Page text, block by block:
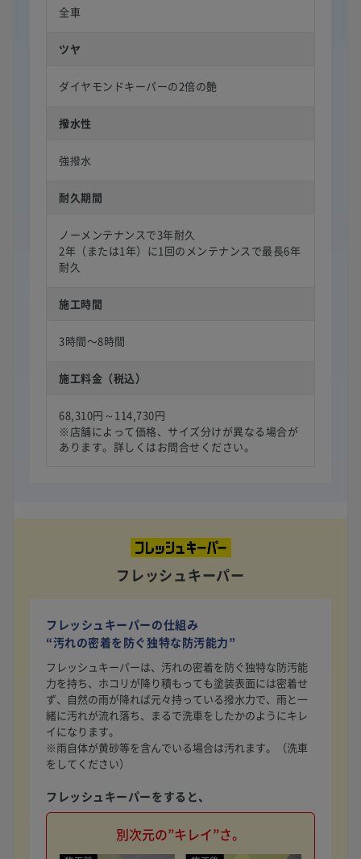
全車
ツヤ
ダイヤモンドキーパーの2倍の艶
撥水性
強撥水
耐久期間
ノーメンテナンスで3年耐久
2年（または1年）に1回のメンテナンスで最長6年
耐久
施工時間
3時間〜8時間
施工料金（税込）
68,310円～114,730円
※店舗によって価格、サイズ分けが異なる場合が
あります。詳しくはお問合せください。
フレッシュキーパー
フレッシュキーパーの仕組み
“汚れの密着を防ぐ独特な防汚能力”
フレッシュキーパーは、汚れの密着を防ぐ独特な防汚能
力を持ち、ホコリが降り積もっても塗装表面には密着せ
ず、自然の雨が降れば元々持っている撥水力で、雨と一
緒に汚れが流れ落ち、まるで洗車をしたかのようにキレ
イになります。
※雨自体が黄砂等を含んでいる場合は汚れます。（洗車
をしてください）
フレッシュキーパーをすると、
別次元の”キレイ”さ。